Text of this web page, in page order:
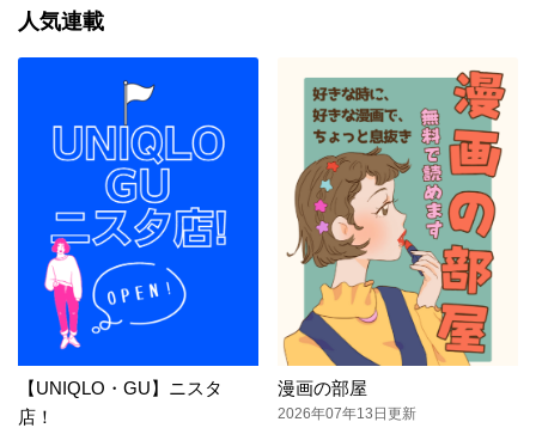
人気連載
【UNIQLO・GU】ニスタ
店！
漫画の部屋
2026年07年13日更新